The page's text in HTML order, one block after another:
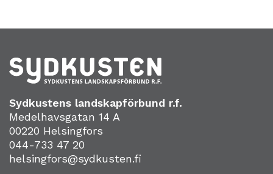
Sydkustens landskapförbund r.f.
Medelhavsgatan 14 A
00220 Helsingfors
044-733 47 20
helsingfors@sydkusten.fi